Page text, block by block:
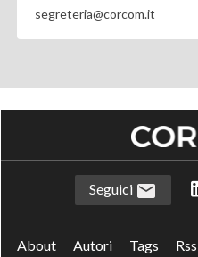
segreteria@corcom.it
Seguici
About Autori Tags